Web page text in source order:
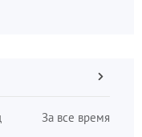
За все время
Следующая